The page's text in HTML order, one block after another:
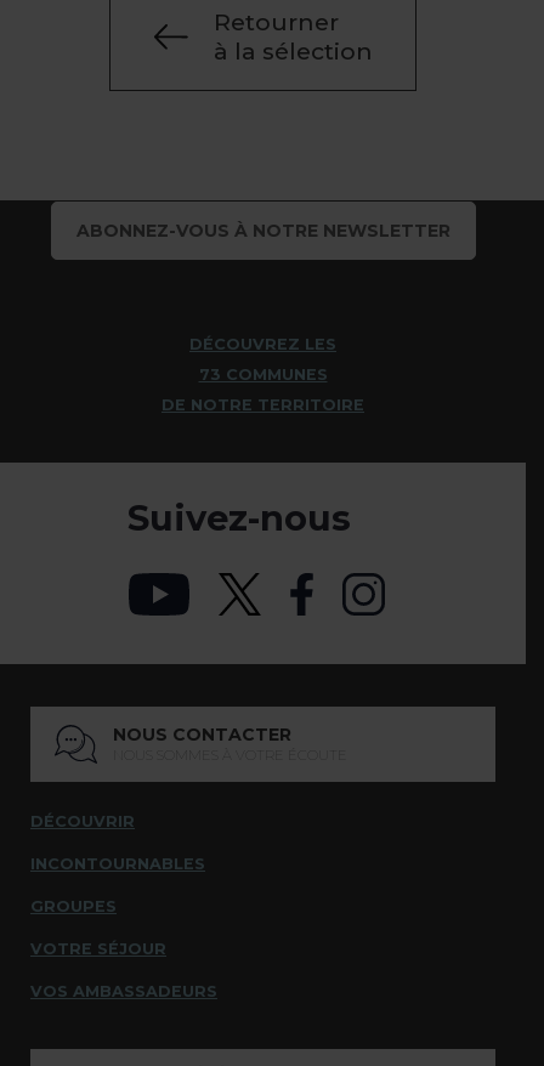
Retourner
à la sélection
ABONNEZ-VOUS À NOTRE NEWSLETTER
DÉCOUVREZ LES
73 COMMUNES
DE NOTRE TERRITOIRE
Suivez-nous
NOUS CONTACTER
DÉCOUVRIR
INCONTOURNABLES
GROUPES
VOTRE SÉJOUR
VOS AMBASSADEURS